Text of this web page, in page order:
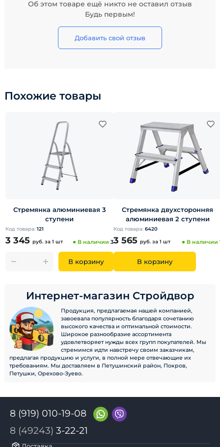
Об этом товаре ещё никто не оставил отзыв
Будь первым!
Добавить свой отзыв
Похожие товары
Стремянка алюминиевая 3
ступени
Код товара: 121
3 345 руб. за 1 шт В наличии 3
В корзину
Стремянка двухсторонняя
алюминиевая 2 ступени
Код товара: 6420
3 565 руб. за 1 шт В наличии
В корзину
Интернет-магазин Стройдвор
Продукция, предлагаемая нашей компанией,
завоевала популярность благодаря сочетанию
высокого качества и оптимальной стоимости.
Широкое разнообразие ассортимента
удовлетворяет нужды всех групп покупателей. Мы
стремимся идти навстречу своим заказчикам,
предлагая продукцию и услуги, в полной мере отвечающие их
требованиям. Мы доставляем в Петушинский район, Покров,
Петушки, Орехово-Зуево.
8 (919) 010-19-08
8 (49243) 3-22-21